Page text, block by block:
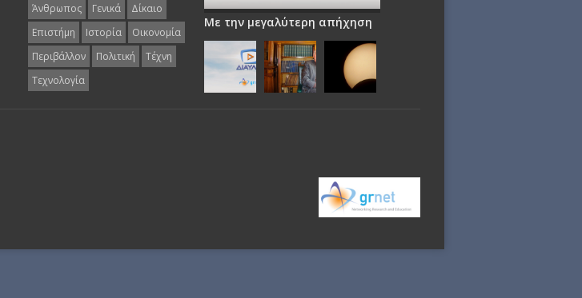
Άνθρωπος Γενικά
Δίκαιο
Επιστήμη
Ιστορία
Οικονομία
Περιβάλλον
Πολιτική
Τέχνη
Τεχνολογία
Με την μεγαλύτερη απήχηση